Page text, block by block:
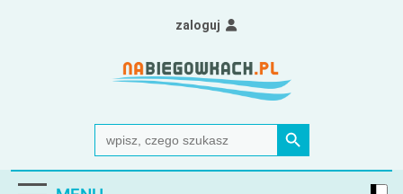
Nabiegowkach.pl
portal miłośników narciarstwa biegowego
Search
for:
Search Button
zaloguj